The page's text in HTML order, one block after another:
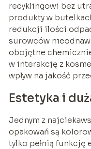
recyklingowi bez
produkty w
redukcji ilości
surowców
obojętne
w interakcję z
wpływ na jakość
Estetyka i
Jednym z
opakowań są
tylko pełnią funkcję